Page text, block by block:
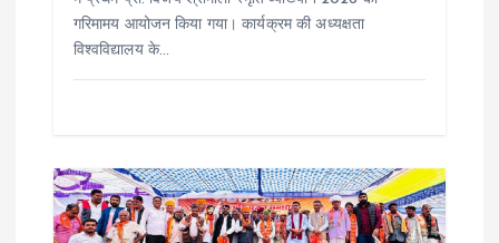
गरिमामय आयोजन किया गया। कार्यक्रम की अध्यक्षता
विश्वविद्यालय के…